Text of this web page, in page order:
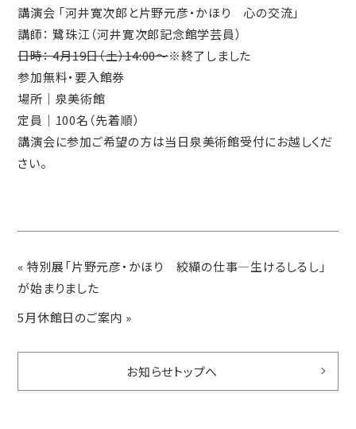
講演会 「河井寛次郎と片野元彦・かほり 心の交流」
講師： 鷺珠江（河井寛次郎記念館学芸員）
日時： 4月19日（土）14:00～※終了しました
参加無料・要入館券
場所｜泉美術館
定員｜100名（先着順）
講演会に参加ご希望の方は当日泉美術館受付にお越しくだ
さい。
« 特別展「片野元彦・かほり 絞纈の仕事―生けるしるし」
が始まりました
5月休館日のご案内 »
お知らせトップへ